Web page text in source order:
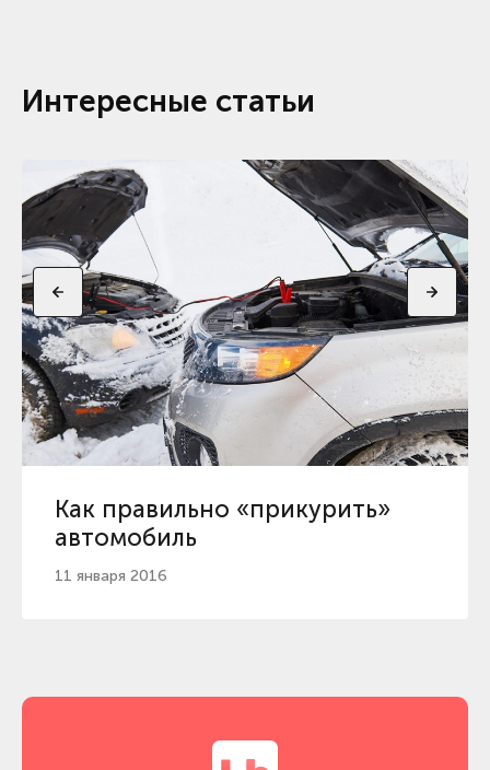
Интересные статьи
Как правильно «прикурить»
автомобиль
11 января 2016